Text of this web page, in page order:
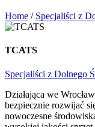
Home / Specjaliści z
TCATS
Specjaliści z Dolnego
Działająca we
bezpiecznie rozwijać
nowoczesne